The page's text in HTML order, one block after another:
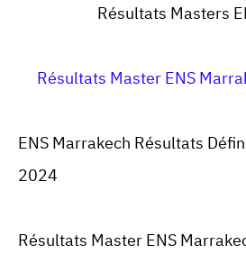
Résultats Masters
Résultats Master ENS
ENS Marrakech Résultats
2024
Résultats Master ENS